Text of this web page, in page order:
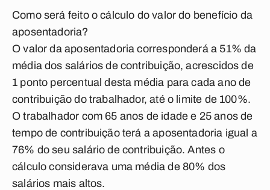
Como será feito o cálculo do valor do benefício da
aposentadoria?
O valor da aposentadoria corresponderá a 51% da
média dos salários de contribuição, acrescidos de
1 ponto percentual desta média para cada ano de
contribuição do trabalhador, até o limite de 100%.
O trabalhador com 65 anos de idade e 25 anos de
tempo de contribuição terá a aposentadoria igual a
76% do seu salário de contribuição. Antes o
cálculo considerava uma média de 80% dos
salários mais altos.